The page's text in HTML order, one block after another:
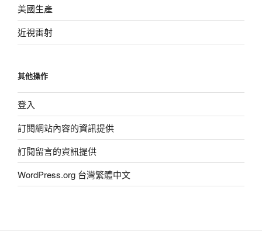
美國生產
近視雷射
其他操作
登入
訂閱網站內容的資訊提供
訂閱留言的資訊提供
WordPress.org 台灣繁體中文